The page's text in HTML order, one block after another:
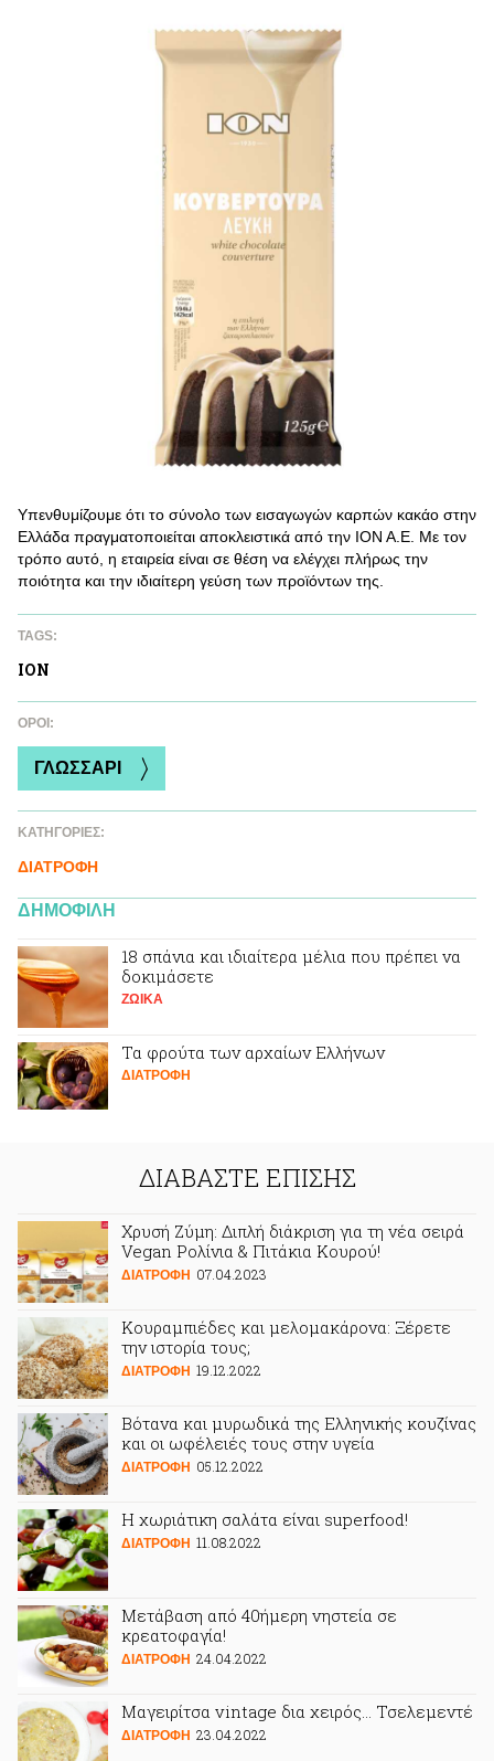
Υπενθυμίζουμε ότι το σύνολο των εισαγωγών καρπών κακάο στην
Ελλάδα πραγματοποιείται αποκλειστικά από την ΙΟΝ Α.Ε. Με τον
τρόπο αυτό, η εταιρεία είναι σε θέση να ελέγχει πλήρως την
ποιότητα και την ιδιαίτερη γεύση των προϊόντων της.
TAGS:
ΙΟΝ
ΌΡΟΙ:
ΓΛΩΣΣΑΡΙ
ΚΑΤΗΓΟΡΙΕΣ:
ΔΙΑΤΡΟΦΗ
ΔΗΜΟΦΙΛΗ
18 σπάνια και ιδιαίτερα μέλια που πρέπει να
δοκιμάσετε
ΖΩΙΚA
Τα φρούτα των αρχαίων Ελλήνων
ΔΙΑΤΡΟΦΗ
ΔΙΑΒΑΣΤΕ ΕΠΙΣΗΣ
Χρυσή Ζύμη: Διπλή διάκριση για τη νέα σειρά
Vegan Ρολίνια & Πιτάκια Κουρού!
ΔΙΑΤΡΟΦΗ 07.04.2023
Κουραμπιέδες και μελομακάρονα: Ξέρετε
την ιστορία τους;
ΔΙΑΤΡΟΦΗ 19.12.2022
Βότανα και μυρωδικά της Ελληνικής κουζίνας
και οι ωφέλειές τους στην υγεία
ΔΙΑΤΡΟΦΗ 05.12.2022
Η χωριάτικη σαλάτα είναι superfood!
ΔΙΑΤΡΟΦΗ 11.08.2022
Μετάβαση από 40ήμερη νηστεία σε
κρεατοφαγία!
ΔΙΑΤΡΟΦΗ 24.04.2022
Μαγειρίτσα vintage δια χειρός... Τσελεμεντέ
ΔΙΑΤΡΟΦΗ 23.04.2022